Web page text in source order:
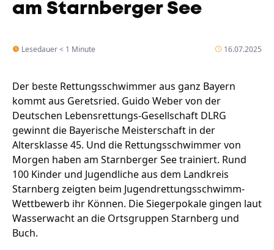
Stellenangebote
Unternehmen
Das geheime Geräusch
Wandern
Team
am Starnberger See
Lesedauer < 1 Minute 16.07.2025
Der beste Rettungsschwimmer aus ganz Bayern
kommt aus Geretsried. Guido Weber von der
Deutschen Lebensrettungs-Gesellschaft DLRG
gewinnt die Bayerische Meisterschaft in der
Altersklasse 45. Und die Rettungsschwimmer von
Morgen haben am Starnberger See trainiert. Rund
100 Kinder und Jugendliche aus dem Landkreis
Starnberg zeigten beim Jugendrettungsschwimm-
Wettbewerb ihr Können. Die Siegerpokale gingen laut
Wasserwacht an die Ortsgruppen Starnberg und
Buch.